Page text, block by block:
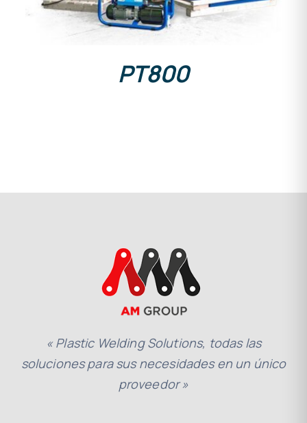
PT800
« Plastic Welding Solutions, todas las
soluciones para sus necesidades en un único
proveedor »